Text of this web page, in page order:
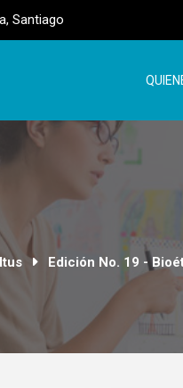
Santiago
Edición No. 19 -